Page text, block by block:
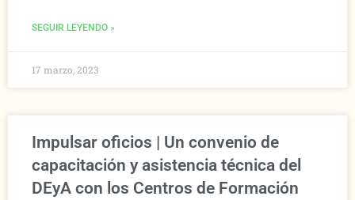
SEGUIR LEYENDO »
17 marzo, 2023
Impulsar oficios | Un convenio de
capacitación y asistencia técnica del
DEyA con los Centros de Formación